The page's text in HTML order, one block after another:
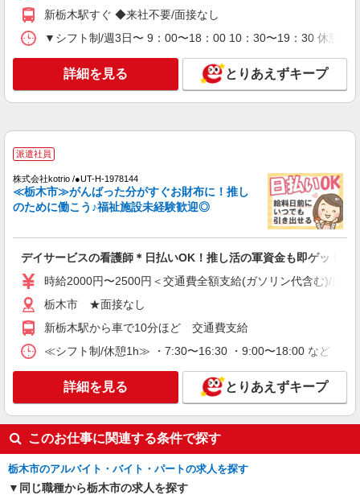
株式会社kotrio /●UT-H-1909018
栃木市＊病院のサポート役♪高時給＆充実の研
修で安心スタート
時給1500円〜2125円 ＜日払い有/週払い有/交
通費全支給(ガソリン代含む)＞
派遣社員
株式会社kotrio /●UT-H-1811625
≪栃木市≫16時帰宅もOK♪病院で補助だけの
時給1500円〜2125円 ＜日払い有/週払い有/交
通費全支給(ガソリン代含む)＞
栃木市
キープ 詳細を見る
派遣社員
看護助手／資格も経験も必要なし＊やさしい気
時給1500円〜2125円 ＜日払い有/週払い有/交
通費全支給(ガソリン代含む)＞
栃木市//栃木駅の近く
新栃木駅すぐ ◆来社不要/面接なし
▼シフト制/週3日〜 9：00〜18：00 10：30〜19：30 休憩1
詳細を見る とりあえずキープ
派遣社員
株式会社kotrio /●UT-H-1978144
≪栃木市≫がんばった分がすぐお財布に！推し
のために働こう♪福祉施設未経験歓迎◎
デイサービスの看護師＊日払いOK！推し活の軍資金も即ゲット◎
時給2000円〜2500円＜交通費全額支給(ガソリン代含む)/日払
栃木市 ★面接なし
新栃木駅から車で10分ほど 交通費支給
≪シフト制/休憩1h≫ ・7:30〜16:30 ・9:00〜18:00 など ※残
詳細を見る とりあえずキープ
このお仕事に関連する条件で探す
栃木市のアルバイト・バイト・パートの求人を探す
同じ職種から栃木市の求人を探す